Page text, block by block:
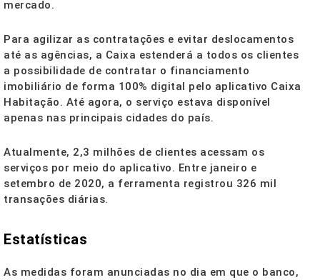
mercado.
Para agilizar as contratações e evitar deslocamentos
até as agências, a Caixa estenderá a todos os clientes
a possibilidade de contratar o financiamento
imobiliário de forma 100% digital pelo aplicativo Caixa
Habitação. Até agora, o serviço estava disponível
apenas nas principais cidades do país.
Atualmente, 2,3 milhões de clientes acessam os
serviços por meio do aplicativo. Entre janeiro e
setembro de 2020, a ferramenta registrou 326 mil
transações diárias.
Estatísticas
As medidas foram anunciadas no dia em que o banco,